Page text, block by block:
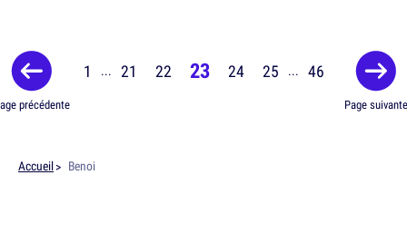
précédente
1 ... 21 22 23 24 25 ... 46
Page suivante
Accueil Benoi